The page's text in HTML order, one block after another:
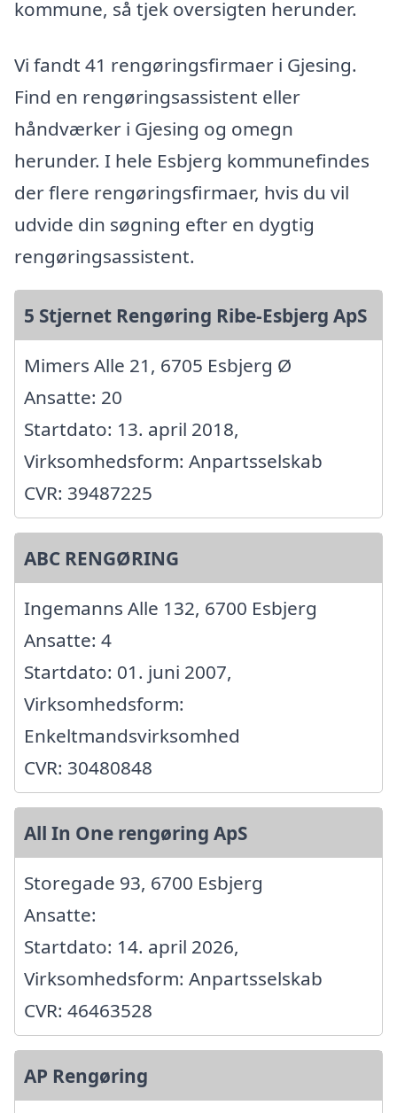
kommune, så tjek oversigten herunder.
Vi fandt 41 rengøringsfirmaer i Gjesing.
Find en rengøringsassistent eller
håndværker i Gjesing og omegn
herunder. I hele Esbjerg kommunefindes
der flere rengøringsfirmaer, hvis du vil
udvide din søgning efter en dygtig
rengøringsassistent.
5 Stjernet Rengøring Ribe-Esbjerg ApS
Mimers Alle 21, 6705 Esbjerg Ø
Ansatte: 20
Startdato: 13. april 2018,
Virksomhedsform: Anpartsselskab
CVR: 39487225
ABC RENGØRING
Ingemanns Alle 132, 6700 Esbjerg
Ansatte: 4
Startdato: 01. juni 2007,
Virksomhedsform:
Enkeltmandsvirksomhed
CVR: 30480848
All In One rengøring ApS
Storegade 93, 6700 Esbjerg
Ansatte:
Startdato: 14. april 2026,
Virksomhedsform: Anpartsselskab
CVR: 46463528
AP Rengøring